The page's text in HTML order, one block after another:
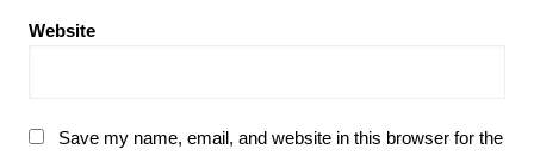
Website
Save my name, email, and website in this browser for the